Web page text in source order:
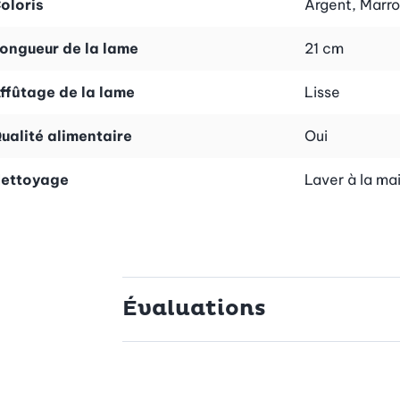
Argent,
de la lame 21 cm
de la lame Lisse
alimentaire Oui
Laver à la
Évaluations